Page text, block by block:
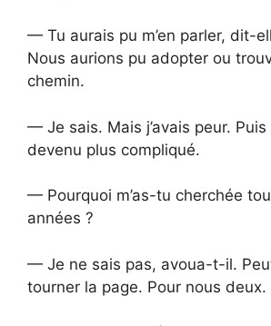
— Tu aurais pu m’en parler, dit-
Nous aurions pu adopter ou
chemin.
— Je sais. Mais j’avais peur.
devenu plus compliqué.
— Pourquoi m’as-tu cherchée
années ?
— Je ne sais pas, avoua-t-il.
tourner la page. Pour nous deux.